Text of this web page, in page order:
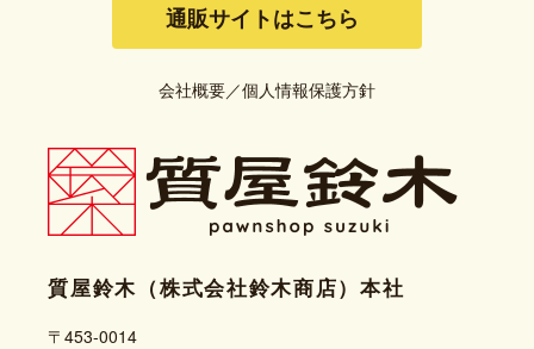
通販サイトはこちら
会社概要／個人情報保護方針
質屋鈴木（株式会社鈴木商店）本社
〒453-0014